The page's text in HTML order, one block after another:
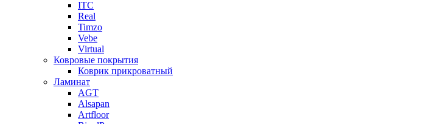
ITC
Real
Timzo
Vebe
Virtual
Ковровые покрытия
Коврик прикроватный
Ламинат
AGT
Alsapan
Artfloor